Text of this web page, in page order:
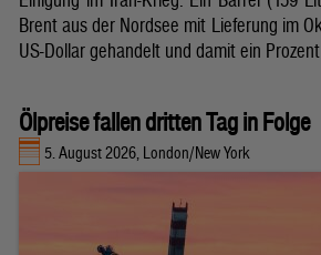
Brent aus der Nordsee mit Lieferung im
US-Dollar gehandelt und damit ein
Ölpreise fallen dritten Tag in Folge
5. August 2026, London/New York